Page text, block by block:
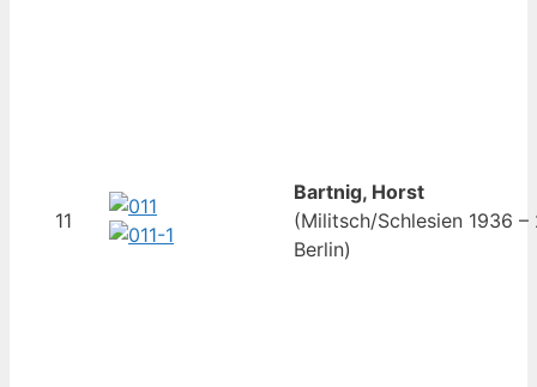
11
Bartnig, Horst
(Militsch/Schlesien 1936 –
Berlin)